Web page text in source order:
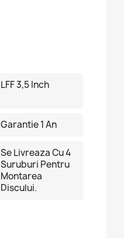
LFF 3,5 Inch
Garantie 1 An
Se Livreaza Cu 4
Suruburi Pentru
Montarea
Discului.